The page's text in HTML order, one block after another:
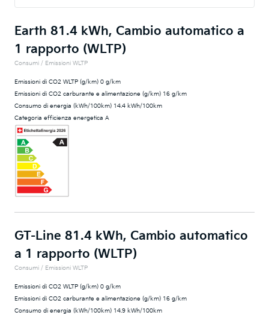
Earth 81.4 kWh, Cambio automatico a
1 rapporto (WLTP)
Consumi / Emissioni WLTP
Emissioni di CO2 WLTP (g/km) 0 g/km
Emissioni di CO2 carburante e alimentazione (g/km) 16 g/km
Consumo di energia (kWh/100km) 14.4 kWh/100km
Categoria efficienza energetica A
GT-Line 81.4 kWh, Cambio automatico
a 1 rapporto (WLTP)
Consumi / Emissioni WLTP
Emissioni di CO2 WLTP (g/km) 0 g/km
Emissioni di CO2 carburante e alimentazione (g/km) 16 g/km
Consumo di energia (kWh/100km) 14.9 kWh/100km